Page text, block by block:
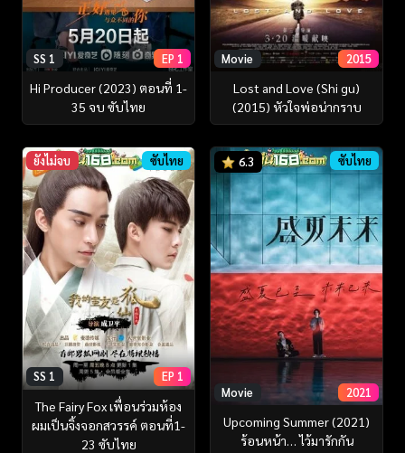
SS 1 EP 1
Hi Producer (2023) ตอนที่ 1-
35 จบ ซับไทย
Movie 2015
Lost and Love (Shi gu)
(2015) หัวใจพ่อน่ากราบ
ยังไม่จบ ซับไทย
SS 1 EP 1
The Fairy Fox เพื่อนร่วมห้อง
ผมเป็นจิ้งจอกสวรรค์ ตอนที่1-
23 ซับไทย
6.3 ซับไทย
Movie 2021
Upcoming Summer (2021)
ร้อนหน้า… ไว้มารักกัน